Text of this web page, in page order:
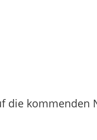
die kommenden